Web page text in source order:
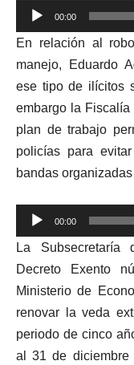
Reproductor
de
audio
00:00
En relación al
manejo, Eduardo
ese tipo de ilícitos
embargo la
plan de trabajo
policías para
bandas
Reproductor
de
audio
00:00
La Subsecretaría
Decreto Exento
Ministerio de
renovar la veda
periodo de cinco
al 31 de